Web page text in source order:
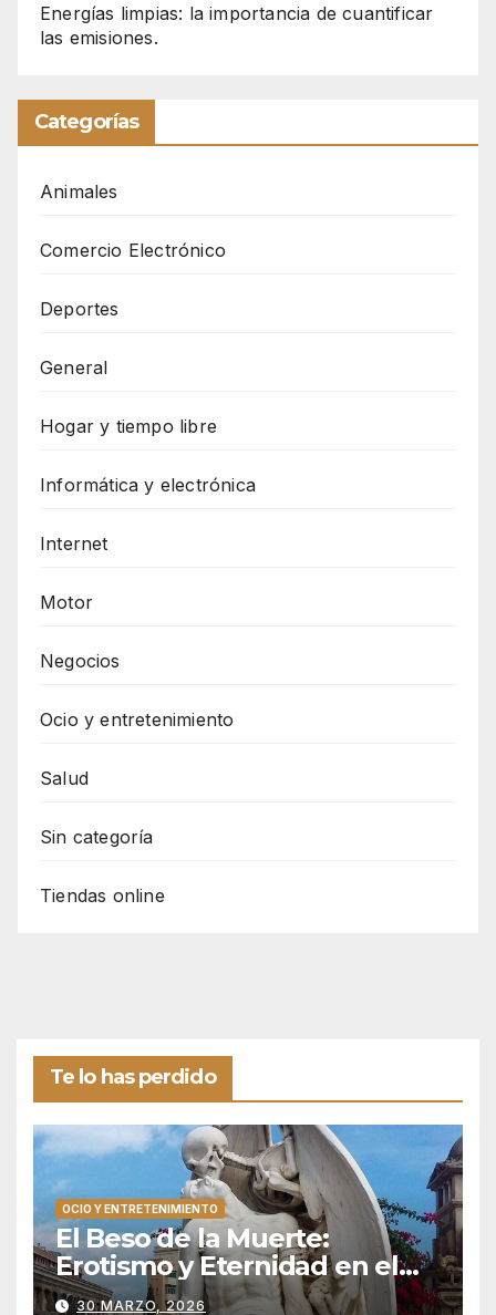
Energías limpias: la importancia de cuantificar
las emisiones.
Categorías
Animales
Comercio Electrónico
Deportes
General
Hogar y tiempo libre
Informática y electrónica
Internet
Motor
Negocios
Ocio y entretenimiento
Salud
Sin categoría
Tiendas online
Te lo has perdido
OCIO Y ENTRETENIMIENTO
El Beso de la Muerte:
Erotismo y Eternidad en el
Silencio de Poblenou
30 MARZO, 2026